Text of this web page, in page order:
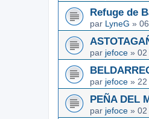
Refuge de
par LyneG »
par jefoce » 02
par jefoce »
PEÑA DEL
par jefoce » 02